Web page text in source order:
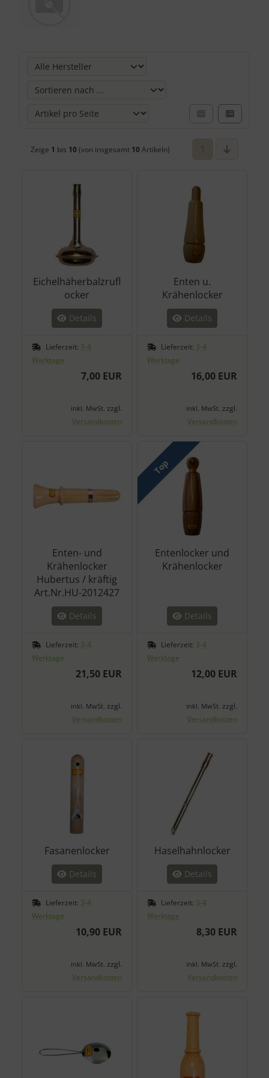
Zeige 1 bis 10(von insgesamt 10Artikeln)
Eichelhäherbalzrufl
ocker
Details
Lieferzeit: 3-4
Werktage
7,00 EUR
inkl. MwSt. zzgl.
Versandkosten
Enten u.
Krähenlocker
Details
Lieferzeit: 3-4
Werktage
16,00 EUR
inkl. MwSt. zzgl.
Versandkosten
Enten- und
Krähenlocker
Hubertus / kräftig
Art.Nr.HU-2012427
Details
Lieferzeit: 3-4
Werktage
21,50 EUR
inkl. MwSt. zzgl.
Versandkosten
Top
Entenlocker und
Krähenlocker
Details
Lieferzeit: 3-4
Werktage
12,00 EUR
inkl. MwSt. zzgl.
Versandkosten
Fasanenlocker
Details
Lieferzeit: 3-4
Werktage
10,90 EUR
inkl. MwSt. zzgl.
Versandkosten
Haselhahnlocker
Details
Lieferzeit: 3-4
Werktage
8,30 EUR
inkl. MwSt. zzgl.
Versandkosten